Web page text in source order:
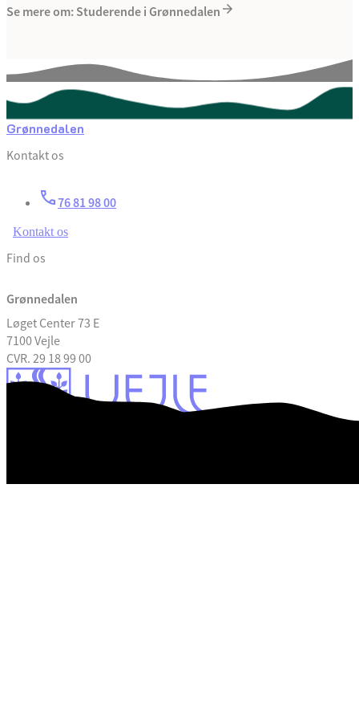
Se mere om: Studerende i Grønnedalen
Grønnedalen
Kontakt os
76 81 98 00
Kontakt os
Find os
Grønnedalen
Løget Center 73 E
7100 Vejle
CVR. 29 18 99 00